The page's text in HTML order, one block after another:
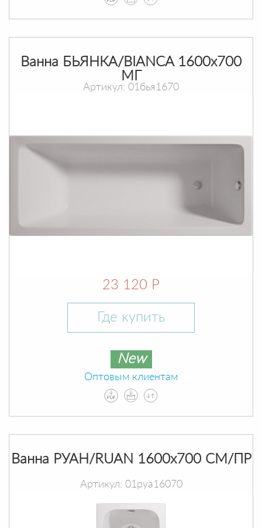
Ванна БЬЯНКА/BIANCA 1600х700
МГ
Артикул: 01бья1670
23 120 Р
Где купить
New
Оптовым клиентам
Ванна РУАН/RUAN 1600х700 СМ/ПР
Артикул: 01руа16070